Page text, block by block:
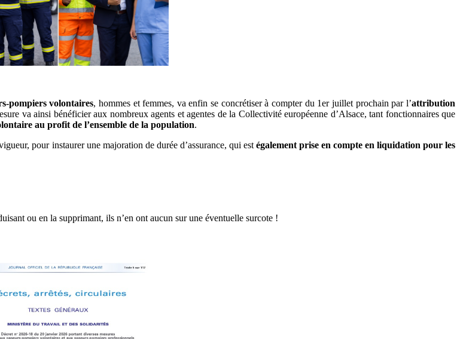
pompiers volontaires, hommes et femmes, va enfin se concrétiser à compter du 1er juillet prochain par l’attribution
va ainsi bénéficier aux nombreux agents et agentes de la Collectivité européenne d’Alsace, tant fonctionnaires que
au profit de l’ensemble de la population.
pour instaurer une majoration de durée d’assurance, qui est également prise en compte en liquidation pour les
ou en la supprimant, ils n’en ont aucun sur une éventuelle surcote !